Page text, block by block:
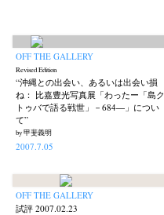
OFF THE GALLERY
Revised Edition
“沖縄との出会い、あるいは出会い損
ね： 比嘉豊光写真展「わったー「島ク
トゥバで語る戦世」－684―」につい
て”
by 甲斐義明
2007.7.05
OFF THE GALLERY
試評 2007.02.23